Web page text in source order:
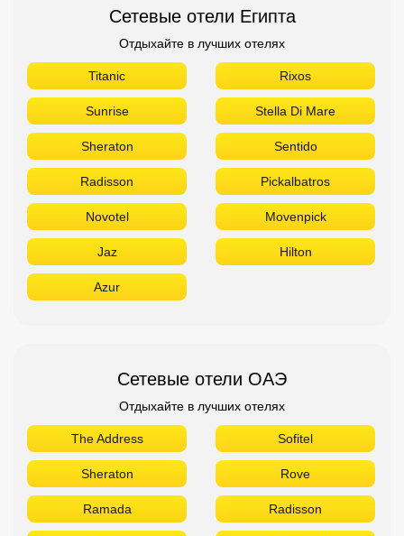
Novotel Movenpick
Jaz Hilton
Azur
Сетевые отели ОАЭ
Отдыхайте в лучших отелях
Marriott Le Meridien
Ibis Hilton
Fairmont